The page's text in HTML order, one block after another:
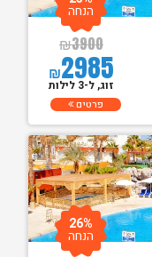
₪3900
₪2985
הנחה
זוג, ל-3 לילות
פרטים
26%
הנחה